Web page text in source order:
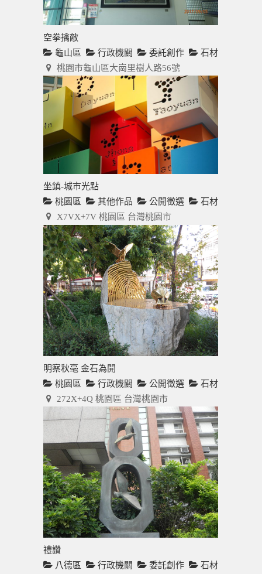
空拳擒敵
龜山區
行政機關 委託創作
石材
桃園市龜山區大崗里樹人路56號
坐鎮-城市光點
桃園區
其他作品 公開徵選
石材
X7VX+7V 桃園區 台灣桃園市
明察秋毫 金石為開
桃園區
行政機關 公開徵選
石材
272X+4Q 桃園區 台灣桃園市
禮讚
八德區
行政機關 委託創作 石材